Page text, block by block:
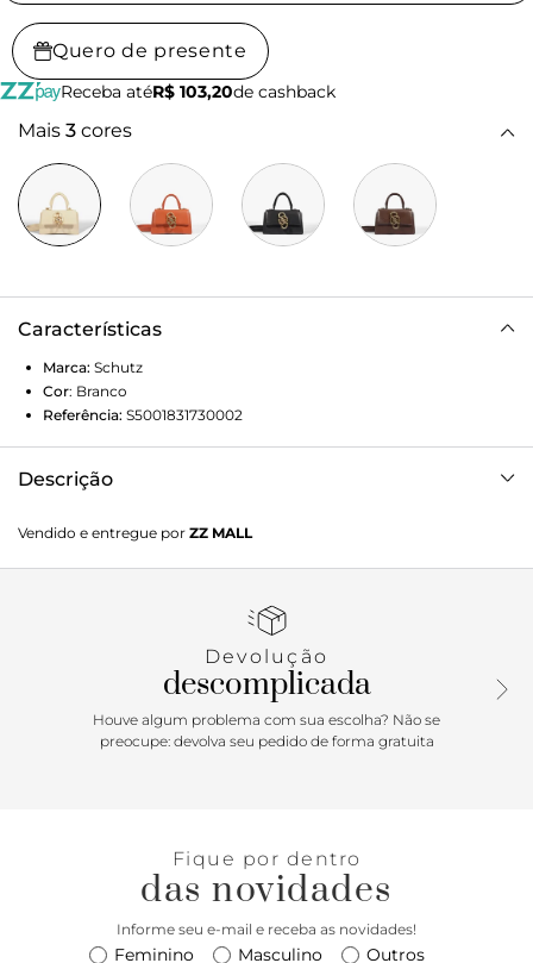
Quero de presente
Receba atéR$ 103,20de cashback
Mais 3 cores
Características
Marca: Schutz
Cor: Branco
Referência: S5001831730002
Descrição
satchel pequena é a escolha ideal para quem valoriza
sofisticação em cada detalhe. Feita em couro, ela se
ferragens luxuosas na base da alça de mão e alça de
esta bolsa branca pode ser usada pela alça curta ou como
bolsa tiracolo, adaptando-se perfeitamente a diferentes
ocasiões! Comprimento da alça: 50 cm | Largura da alça: 2,8
Vendido e entregue por ZZ MALL
Devolução
descomplicada
Houve algum problema com sua escolha? Não se
preocupe: devolva seu pedido de forma gratuita
Fique por dentro
das novidades
Informe seu e-mail e receba as novidades!
Feminino Masculino Outros